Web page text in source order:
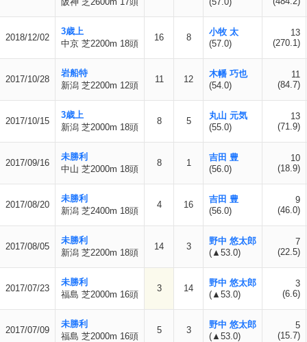
2018/12/02
3歳上
中京 芝2200m 18頭
16 8
小牧 太
(57.0)
13
(270.1)
2017/10/28
岩船特
新潟 芝2200m 12頭
11 12
木幡 巧也
(54.0)
11
(84.7)
2017/10/15
3歳上
新潟 芝2000m 18頭
8 5
丸山 元気
(55.0)
13
(71.9)
2017/09/16
未勝利
中山 芝2000m 18頭
8 1
吉田 豊
(56.0)
10
(18.9)
2017/08/20
未勝利
新潟 芝2400m 18頭
4 16
吉田 豊
(56.0)
9
(46.0)
2017/08/05
未勝利
新潟 芝2200m 18頭
14 3
野中 悠太郎
(▲53.0)
7
(22.5)
2017/07/23
未勝利
福島 芝2000m 16頭
3 14
野中 悠太郎
(▲53.0)
3
(6.6)
2017/07/09
未勝利
福島 芝2000m 16頭
5 3
野中 悠太郎
(▲53.0)
5
(15.7)